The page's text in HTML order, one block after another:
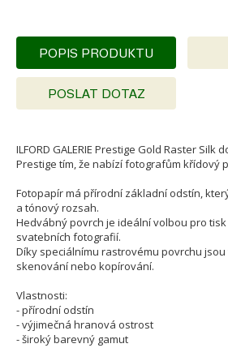
POPIS PRODUKTU
POSLAT DOTAZ
ILFORD GALERIE Prestige Gold Raster Silk
Prestige tím, že nabízí fotografům křídový
Fotopapír má přírodní základní odstín,
a tónový rozsah.
Hedvábný povrch je ideální volbou pro
svatebních fotografií.
Díky speciálnímu rastrovému povrchu
skenování nebo kopírování.
Vlastnosti:
- přírodní odstín
- výjimečná hranová ostrost
- široký barevný gamut